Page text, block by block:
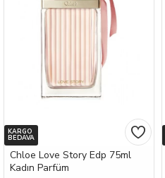
KARGO
BEDAVA
Chloe Love Story Edp 75ml
Kadın Parfüm